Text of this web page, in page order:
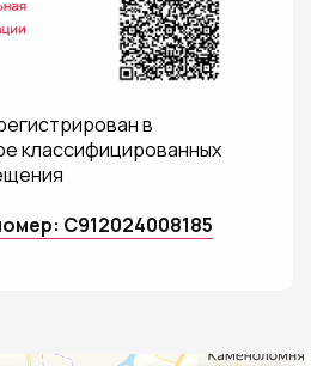
в
классифицированных
С912024008185